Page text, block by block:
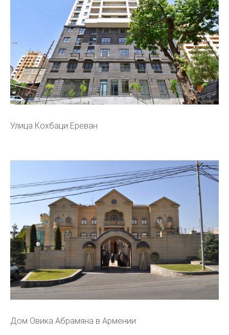
Улица Кохбаци Ереван
Дом Овика Абрамяна в Армении